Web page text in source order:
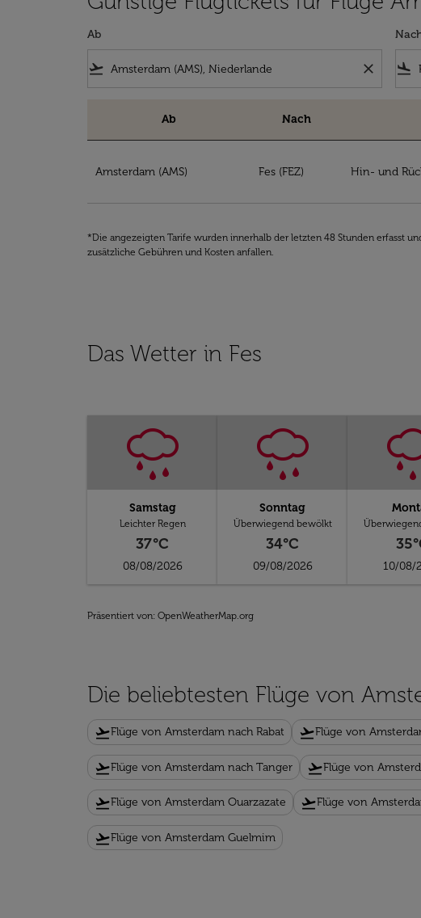
Ab
flight_takeoff close flight_land
Ab Nach
Amsterdam (AMS) Fes (FEZ) Hin- und
*Die angezeigten Tarife wurden innerhalb der letzten 48 Stunden erfasst
zusätzliche Gebühren und Kosten anfallen.
Das Wetter in Fes
Samstag
Leichter Regen
37°C
08/08/2026
Sonntag
Überwiegend bewölkt
34°C
09/08/2026 10/08/
Präsentiert von: OpenWeatherMap.org
Die beliebtesten Flüge von
flight_takeoffFlüge von Amsterdam nach Rabat flight_takeoffFlüge von
flight_takeoffFlüge von Amsterdam nach Tanger flight_takeoffFlüge von
flight_takeoffFlüge von Amsterdam Ouarzazate flight_takeoffFlüge von
flight_takeoffFlüge von Amsterdam Guelmim